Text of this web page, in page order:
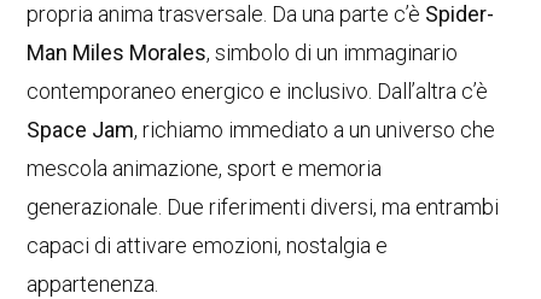
propria anima trasversale. Da una parte c’è Spider-
Man Miles Morales, simbolo di un immaginario
contemporaneo energico e inclusivo. Dall’altra c’è
Space Jam, richiamo immediato a un universo che
mescola animazione, sport e memoria
generazionale. Due riferimenti diversi, ma entrambi
capaci di attivare emozioni, nostalgia e
appartenenza.